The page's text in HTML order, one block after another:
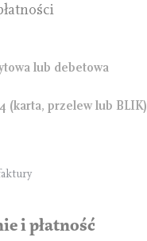
lub debetowa
(karta, przelew lub BLIK)
i płatność